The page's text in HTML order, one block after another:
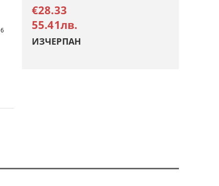
€28.33
55.41лв.
ИЗЧЕРПАН